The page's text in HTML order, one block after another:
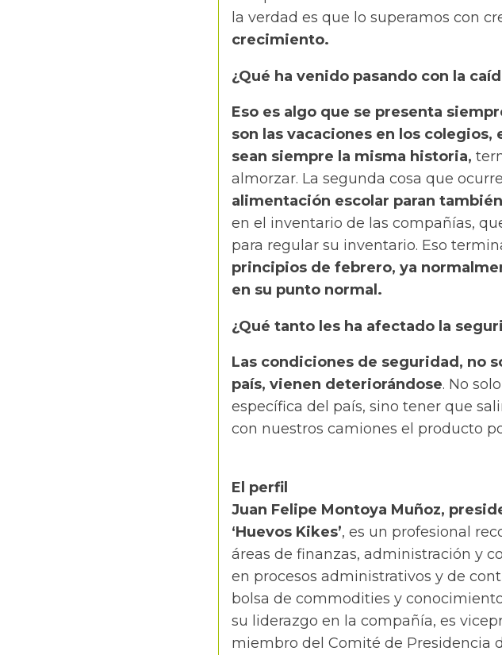
la verdad es que lo superamos con
crecimiento.
¿Qué ha venido pasando con la
Eso es algo que se presenta
son las vacaciones en los colegios,
sean siempre la misma historia,
almorzar. La segunda cosa que
alimentación escolar paran
en el inventario de las compañías,
para regular su inventario. Eso
principios de febrero, ya
en su punto normal.
¿Qué tanto les ha afectado la
Las condiciones de seguridad, no
país, vienen deteriorándose. No
específica del país, sino tener que
con nuestros camiones el producto
El perfil
Juan Felipe Montoya Muñoz,
‘Huevos Kikes’, es un profesional
áreas de finanzas, administración y
en procesos administrativos y de
bolsa de commodities y
su liderazgo en la compañía, es
miembro del Comité de Presidencia